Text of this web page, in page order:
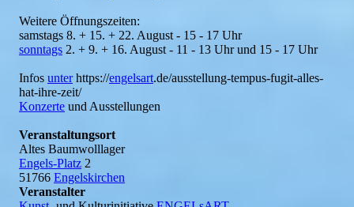
Weitere Öffnungszeiten:
samstags 8. + 15. + 22. August - 15 - 17 Uhr
sonntags 2. + 9. + 16. August - 11 - 13 Uhr und 15 - 17 Uhr
Infos unterhttps://engelsart.de/ausstellung-tempus-fugit-alles-
hat-ihre-zeit/
Konzerte und Ausstellungen
Veranstaltungsort
Altes Baumwolllager
Engels-Platz 2
51766 Engelskirchen
Veranstalter